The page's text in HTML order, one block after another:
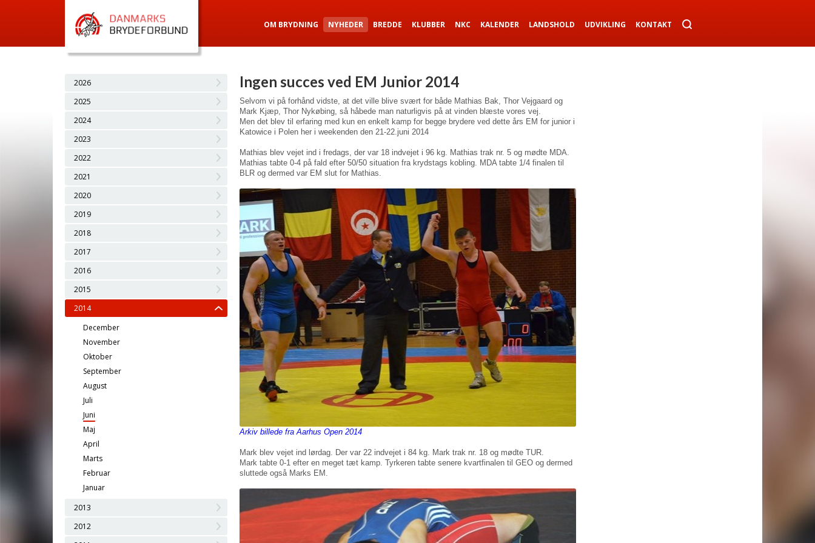
OM BRYDNING NYHEDER BREDDE KLUBBER NKC KALENDER LANDSHOLD UDVIKLING KONTAKT
2026
2025
2024
2023
2022
2021
2020
2019
2018
2017
2016
2015
2014
December
November
Oktober
September
August
Juli
Juni
Maj
April
Marts
Februar
Januar
2013
2012
Ingen succes ved EM Junior 2014
Selvom vi på forhånd vidste, at det ville blive svært for både Mathias Bak, Thor Vejgaard og
Mark Kjæp, Thor Nykøbing, så håbede man naturligvis på at vinden blæste vores vej.
Men det blev til erfaring med kun en enkelt kamp for begge brydere ved dette års EM for junior i
Katowice i Polen her i weekenden den 21-22.juni 2014
Mathias blev vejet ind i fredags, der var 18 indvejet i 96 kg. Mathias trak nr. 5 og mødte MDA.
Mathias tabte 0-4 på fald efter 50/50 situation fra krydstags kobling. MDA tabte 1/4 finalen til
BLR og dermed var EM slut for Mathias.
Arkiv billede fra Aarhus Open 2014
Mark blev vejet ind lørdag. Der var 22 indvejet i 84 kg. Mark trak nr. 18 og mødte TUR.
Mark tabte 0-1 efter en meget tæt kamp. Tyrkeren tabte senere kvartfinalen til GEO og dermed
sluttede også Marks EM.